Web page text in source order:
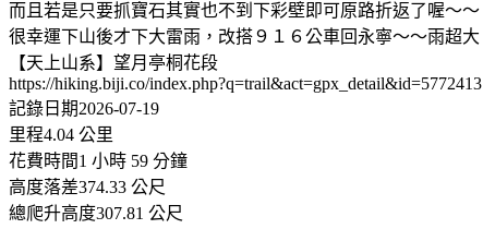
而且若是只要抓寶石其實也不到下彩壁即可原路折返了喔～～
很幸運下山後才下大雷雨，改搭９１６公車回永寧～～雨超大
【天上山系】望月亭桐花段
https://hiking.biji.co/index.php?q=trail&act=gpx_detail&id=5772413
記錄日期2026-07-19
里程4.04 公里
花費時間1 小時 59 分鐘
高度落差374.33 公尺
總爬升高度307.81 公尺